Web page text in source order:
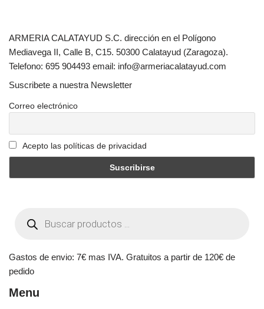
ARMERIA CALATAYUD S.C. dirección en el Polígono
Mediavega II, Calle B, C15. 50300 Calatayud (Zaragoza).
Telefono: 695 904493 email: info@armeriacalatayud.com
Suscribete a nuestra Newsletter
Correo electrónico
Acepto las políticas de privacidad
Gastos de envio: 7€ mas IVA. Gratuitos a partir de 120€ de
pedido
Menu